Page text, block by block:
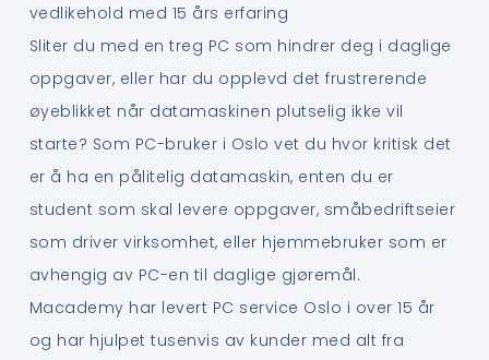
vedlikehold med 15 års erfaring
Sliter du med en treg PC som hindrer deg i daglige
oppgaver, eller har du opplevd det frustrerende
øyeblikket når datamaskinen plutselig ikke vil
starte? Som PC-bruker i Oslo vet du hvor kritisk det
er å ha en pålitelig datamaskin, enten du er
student som skal levere oppgaver, småbedriftseier
som driver virksomhet, eller hjemmebruker som er
avhengig av PC-en til daglige gjøremål.
Macademy har levert PC service Oslo i over 15 år
og har hjulpet tusenvis av kunder med alt fra